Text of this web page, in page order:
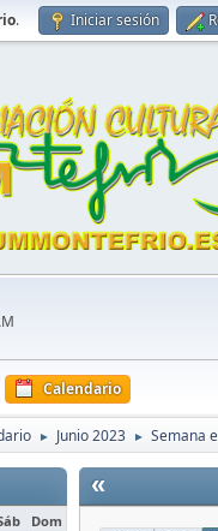
. Iniciar sesión
Calendario
► Junio 2023 ► Semana
Dom
«